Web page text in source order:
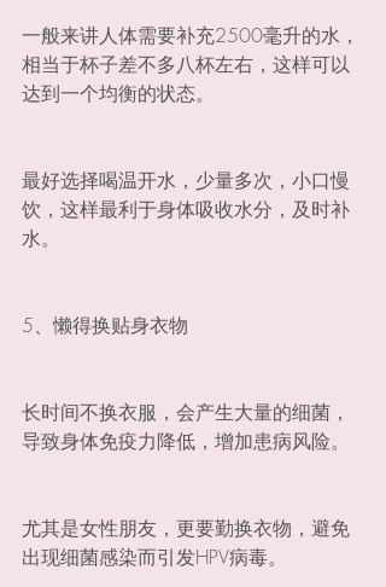
一般来讲人体需要补充2500毫升的水，
相当于杯子差不多八杯左右，这样可以
达到一个均衡的状态。
最好选择喝温开水，少量多次，小口慢
饮，这样最利于身体吸收水分，及时补
水。
5、懒得换贴身衣物
长时间不换衣服，会产生大量的细菌，
导致身体免疫力降低，增加患病风险。
尤其是女性朋友，更要勤换衣物，避免
出现细菌感染而引发HPV病毒。